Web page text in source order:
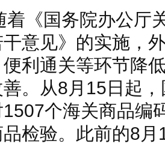
着《国务院办公厅
干意见》的实施，
利通关等环节降
。从8月15日起
个海关商品编
品检验。此前的8